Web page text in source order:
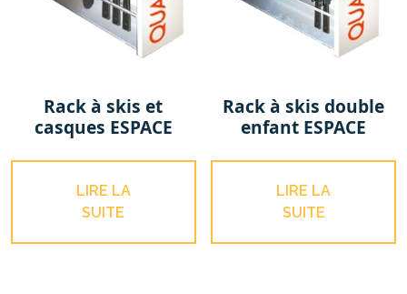
Rack à skis et
casques ESPACE
LIRE LA
SUITE
Rack à skis double
enfant ESPACE
LIRE LA
SUITE